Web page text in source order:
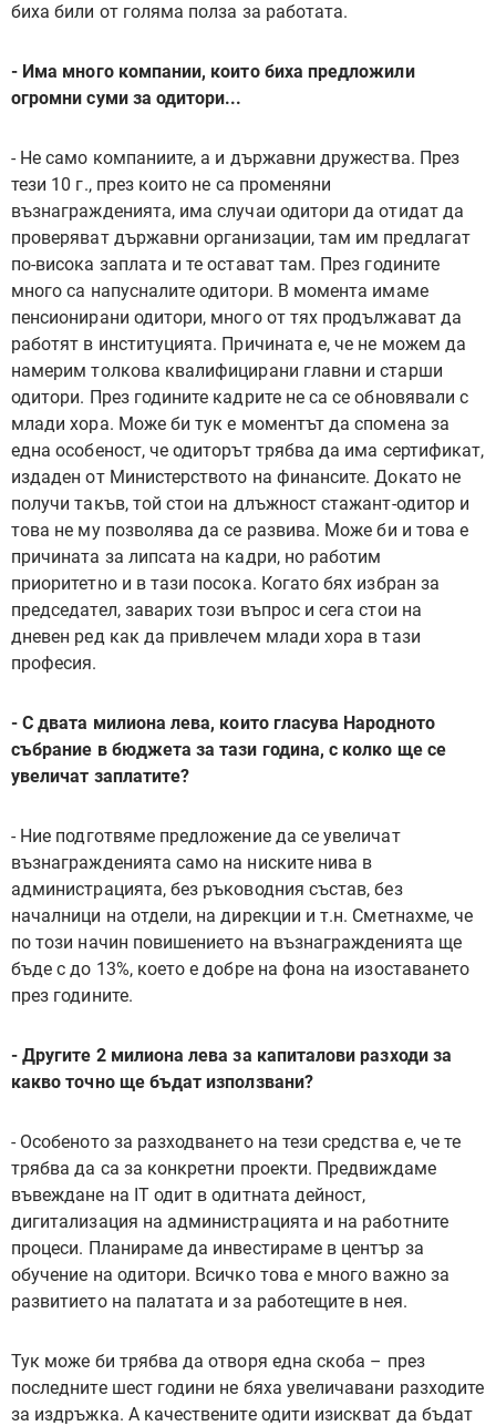
биха били от голяма полза за работата.
- Има много компании, които биха предложили
огромни суми за одитори...
- Не само компаниите, а и държавни дружества. През
тези 10 г., през които не са променяни
възнагражденията, има случаи одитори да отидат да
проверяват държавни организации, там им предлагат
по-висока заплата и те остават там. През годините
много са напусналите одитори. В момента имаме
пенсионирани одитори, много от тях продължават да
работят в институцията. Причината е, че не можем да
намерим толкова квалифицирани главни и старши
одитори. През годините кадрите не са се обновявали с
млади хора. Може би тук е моментът да спомена за
една особеност, че одиторът трябва да има сертификат,
издаден от Министерството на финансите. Докато не
получи такъв, той стои на длъжност стажант-одитор и
това не му позволява да се развива. Може би и това е
причината за липсата на кадри, но работим
приоритетно и в тази посока. Когато бях избран за
председател, заварих този въпрос и сега стои на
дневен ред как да привлечем млади хора в тази
професия.
- С двата милиона лева, които гласува Народното
събрание в бюджета за тази година, с колко ще се
увеличат заплатите?
- Ние подготвяме предложение да се увеличат
възнагражденията само на ниските нива в
администрацията, без ръководния състав, без
началници на отдели, на дирекции и т.н. Сметнахме, че
по този начин повишението на възнагражденията ще
бъде с до 13%, което е добре на фона на изоставането
през годините.
- Другите 2 милиона лева за капиталови разходи за
какво точно ще бъдат използвани?
- Особеното за разходването на тези средства е, че те
трябва да са за конкретни проекти. Предвиждаме
въвеждане на IT одит в одитната дейност,
дигитализация на администрацията и на работните
процеси. Планираме да инвестираме в център за
обучение на одитори. Всичко това е много важно за
развитието на палатата и за работещите в нея.
Тук може би трябва да отворя една скоба – през
последните шест години не бяха увеличавани разходите
за издръжка. А качествените одити изискват да бъдат